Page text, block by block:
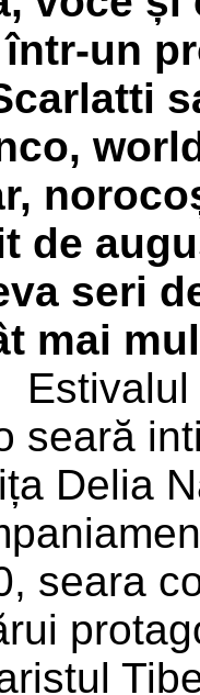
un
de
seri
mai
Estivalul
seară
Delia
seara